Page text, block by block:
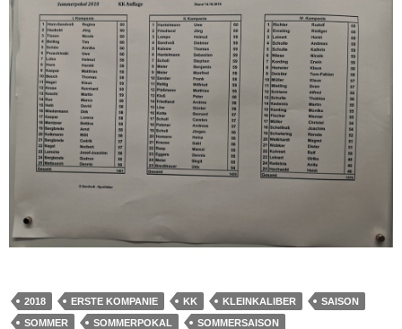
2018 ERSTE KOMPANIE KK KLEINKALIBER
SAISON
SOMMER
SOMMERPOKAL
SOMMERSAISON